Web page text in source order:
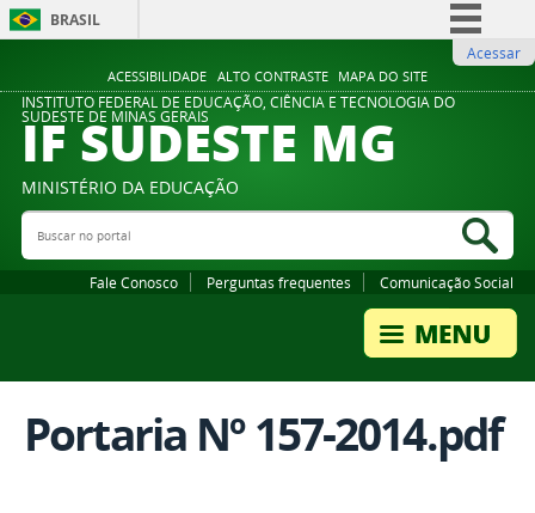
ACESSIBILIDADE ALTO CONTRASTE MAPA DO SITE
BRASIL
Comunica BR
Participe
Legislação
Acessar
INSTITUTO FEDERAL DE EDUCAÇÃO, CIÊNCIA E TECNOLOGIA DO
SUDESTE DE MINAS GERAIS
IF SUDESTE MG
MINISTÉRIO DA EDUCAÇÃO
Buscar no portal
Fale Conosco Perguntas frequentes Comunicação Social
Portaria Nº 157-2014.pdf